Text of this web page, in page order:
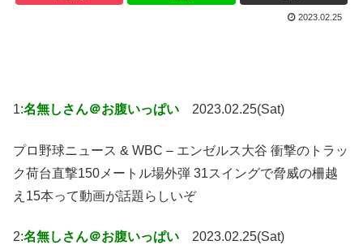
2023.02.25
1:名無しさん＠お腹いっぱい 2023.02.25(Sat)
プロ野球ニュース & WBC – エンゼルス大谷 衝撃のトラッ
ク荷台直撃150メートル場外弾 31スイングで脅威の柵越
え15本って動画が話題らしいぞ
2:名無しさん＠お腹いっぱい 2023.02.25(Sat)